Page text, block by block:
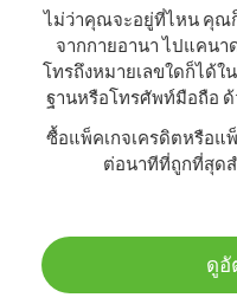
ไม่ว่าคุณจะอยู่ที่ไหน คุณ
จากกายอานา ไปแคนา
โทรถึงหมายเลขใดก็ได้
ฐานหรือโทรศัพท์มือถือ ด้
ซื้อแพ็คเกจเครดิตหรือแ
ต่อนาทีที่ถูกที่สุด
ดูอั